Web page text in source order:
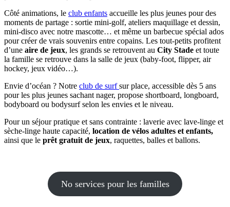
Côté animations, le club enfants accueille les plus jeunes pour des
moments de partage : sortie mini-golf, ateliers maquillage et dessin,
mini-disco avec notre mascotte… et même un barbecue spécial ados
pour créer de vrais souvenirs entre copains. Les tout-petits profitent
d’une aire de jeux, les grands se retrouvent au City Stade et toute
la famille se retrouve dans la salle de jeux (baby-foot, flipper, air
hockey, jeux vidéo…).
Envie d’océan ? Notre club de surfsur place, accessible dès 5 ans
pour les plus jeunes sachant nager, propose shortboard, longboard,
bodyboard ou bodysurf selon les envies et le niveau.
Pour un séjour pratique et sans contrainte : laverie avec lave-linge et
sèche-linge haute capacité, location de vélos adultes et enfants,
ainsi que le prêt gratuit de jeux, raquettes, balles et ballons.
No services pour les familles